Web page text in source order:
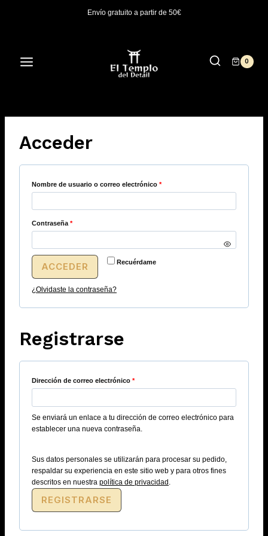
Envío gratuito a partir de 50€
0
Acceder
Nombre de usuario o correo electrónico *
Contraseña *
Recuérdame
ACCEDER
¿Olvidaste la contraseña?
Registrarse
Dirección de correo electrónico *
Se enviará un enlace a tu dirección de correo electrónico para
establecer una nueva contraseña.
Sus datos personales se utilizarán para procesar su pedido,
respaldar su experiencia en este sitio web y para otros fines
descritos en nuestra política de privacidad .
REGISTRARSE